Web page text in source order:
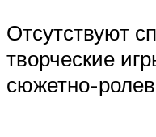
Отсутствуют
творческие
сюжетно-